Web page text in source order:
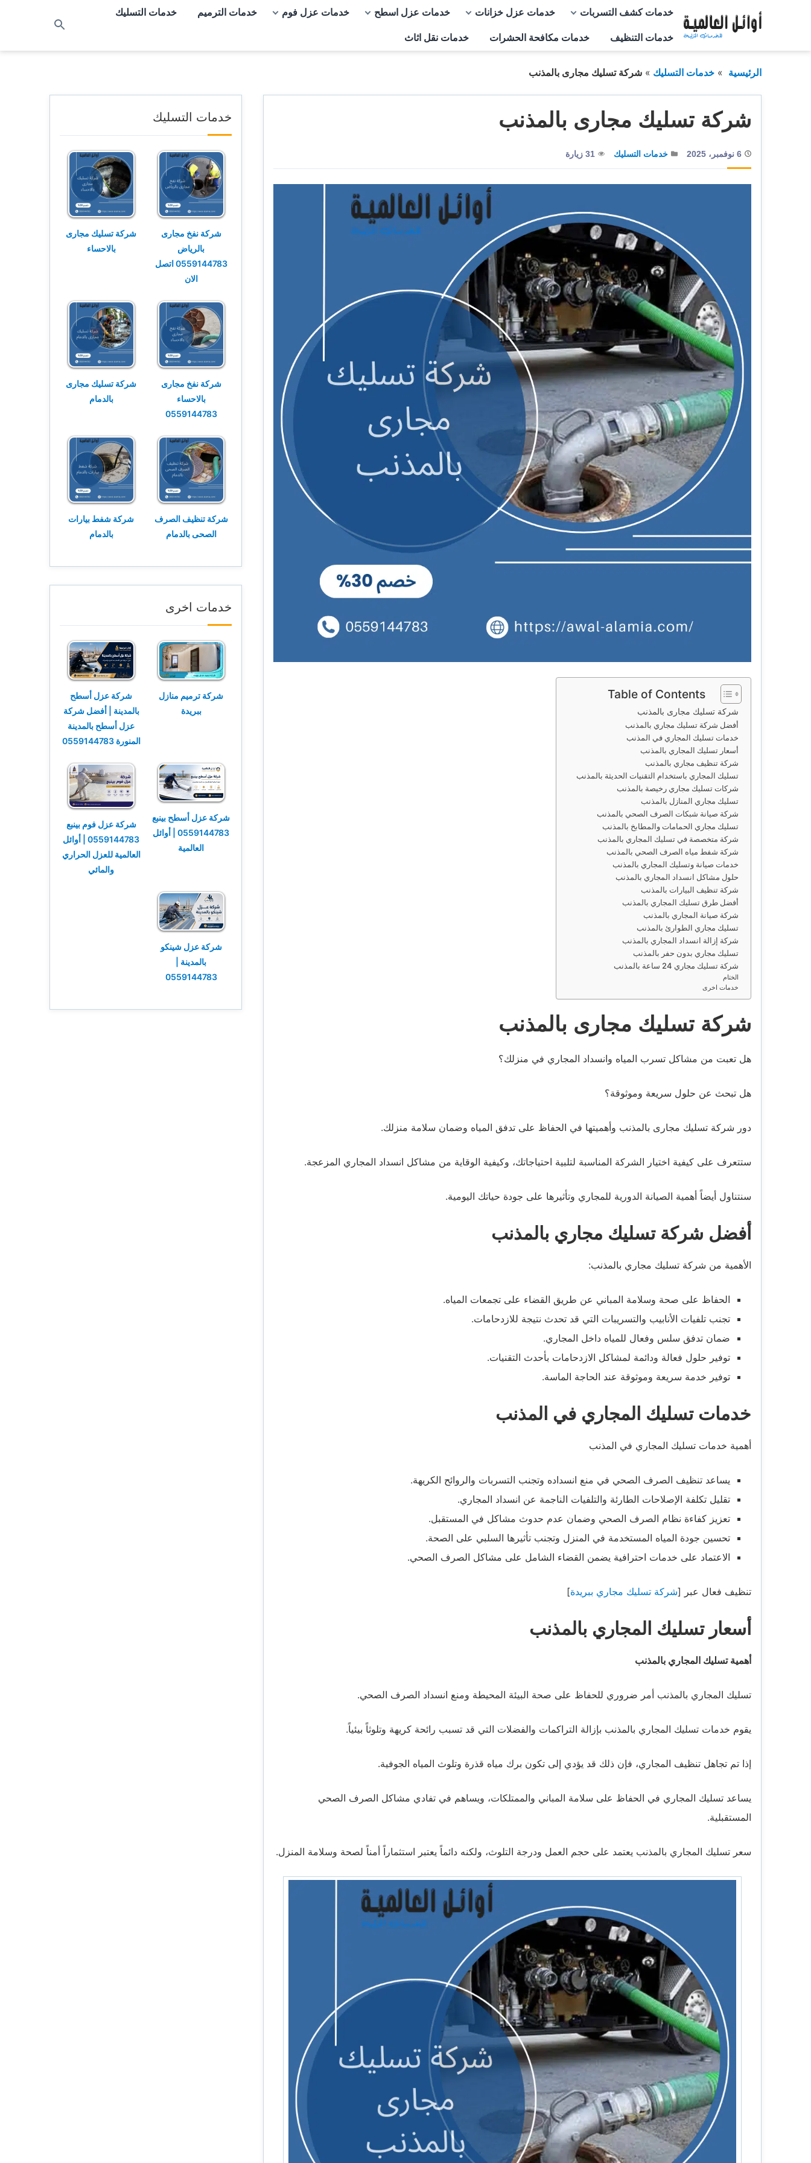
المحتوى
خدمات كشف التسربات خدمات عزل خزانات خدمات عزل اسطح خدمات عزل فوم خدمات الترميم خدمات التسليك
خدمات التنظيف خدمات مكافحة الحشرات خدمات نقل اثاث
الرئيسية خدمات التسليك شركة تسليك مجارى بالمذنب
شركة تسليك مجارى بالمذنب
6 نوفمبر، 2025 خدمات التسليك 31 زيارة
Table of Contents
شركة تسليك مجارى بالمذنب
أفضل شركة تسليك مجاري بالمذنب
خدمات تسليك المجاري في المذنب
أسعار تسليك المجاري بالمذنب
شركة تنظيف مجاري بالمذنب
تسليك المجاري باستخدام التقنيات الحديثة بالمذنب
شركات تسليك مجاري رخيصة بالمذنب
تسليك مجاري المنازل بالمذنب
شركة صيانة شبكات الصرف الصحي بالمذنب
تسليك مجاري الحمامات والمطابخ بالمذنب
شركة متخصصة في تسليك المجاري بالمذنب
شركة شفط مياه الصرف الصحي بالمذنب
خدمات صيانة وتسليك المجاري بالمذنب
حلول مشاكل انسداد المجاري بالمذنب
شركة تنظيف البيارات بالمذنب
أفضل طرق تسليك المجاري بالمذنب
شركة صيانة المجاري بالمذنب
تسليك مجاري الطوارئ بالمذنب
شركة إزالة انسداد المجاري بالمذنب
تسليك مجاري بدون حفر بالمذنب
شركة تسليك مجاري 24 ساعة بالمذنب
الختام
خدمات اخرى
شركة تسليك مجارى بالمذنب
هل تعبت من مشاكل تسرب المياه وانسداد المجاري في منزلك؟
هل تبحث عن حلول سريعة وموثوقة؟
دور شركة تسليك مجارى بالمذنب وأهميتها في الحفاظ على تدفق المياه وضمان سلامة منزلك.
ستتعرف على كيفية اختيار الشركة المناسبة لتلبية احتياجاتك، وكيفية الوقاية من مشاكل انسداد المجاري المزعجة.
سنتناول أيضاً أهمية الصيانة الدورية للمجاري وتأثيرها على جودة حياتك اليومية.
أفضل شركة تسليك مجاري بالمذنب
الأهمية من شركة تسليك مجاري بالمذنب:
الحفاظ على صحة وسلامة المباني عن طريق القضاء على تجمعات المياه.
تجنب تلفيات الأنابيب والتسريبات التي قد تحدث نتيجة للازدحامات.
ضمان تدفق سلس وفعال للمياه داخل المجاري.
توفير حلول فعالة ودائمة لمشاكل الازدحامات بأحدث التقنيات.
توفير خدمة سريعة وموثوقة عند الحاجة الماسة.
خدمات تسليك المجاري في المذنب
أهمية خدمات تسليك المجاري في المذنب
يساعد تنظيف الصرف الصحي في منع انسداده وتجنب التسربات والروائح الكريهة.
تقليل تكلفة الإصلاحات الطارئة والتلفيات الناجمة عن انسداد المجاري.
تعزيز كفاءة نظام الصرف الصحي وضمان عدم حدوث مشاكل في المستقبل.
تحسين جودة المياه المستخدمة في المنزل وتجنب تأثيرها السلبي على الصحة.
الاعتماد على خدمات احترافية يضمن القضاء الشامل على مشاكل الصرف الصحي.
تنظيف فعال عبر [شركة تسليك مجاري ببريدة]
أسعار تسليك المجاري بالمذنب
أهمية تسليك المجاري بالمذنب
تسليك المجاري بالمذنب أمر ضروري للحفاظ على صحة البيئة المحيطة ومنع انسداد الصرف الصحي.
يقوم خدمات تسليك المجاري بالمذنب بإزالة التراكمات والفضلات التي قد تسبب رائحة كريهة وتلوثاً بيئياً.
إذا تم تجاهل تنظيف المجاري، فإن ذلك قد يؤدي إلى تكون برك مياه قذرة وتلوث المياه الجوفية.
يساعد تسليك المجاري في الحفاظ على سلامة المباني والممتلكات، ويساهم في تفادي مشاكل الصرف الصحي
المستقبلية.
سعر تسليك المجاري بالمذنب يعتمد على حجم العمل ودرجة التلوث، ولكنه دائماً يعتبر استثماراً أمناً لصحة وسلامة المنزل.
خدمات التسليك
شركة نفخ مجارى
بالرياض
0559144783 اتصل
الان
شركة تسليك مجارى
بالاحساء
شركة نفخ مجارى
بالاحساء
0559144783
شركة تسليك مجارى
بالدمام
شركة تنظيف الصرف
الصحى بالدمام
شركة شفط بيارات
بالدمام
خدمات اخرى
شركة ترميم منازل
ببريدة
شركة عزل أسطح
بالمدينة | أفضل شركة
عزل أسطح بالمدينة
المنورة 0559144783
شركة عزل أسطح بينبع
0559144783 | أوائل
العالمية
شركة عزل فوم بينبع
0559144783 | أوائل
العالمية للعزل الحراري
والمائي
شركة عزل شينكو
بالمدينة |
0559144783